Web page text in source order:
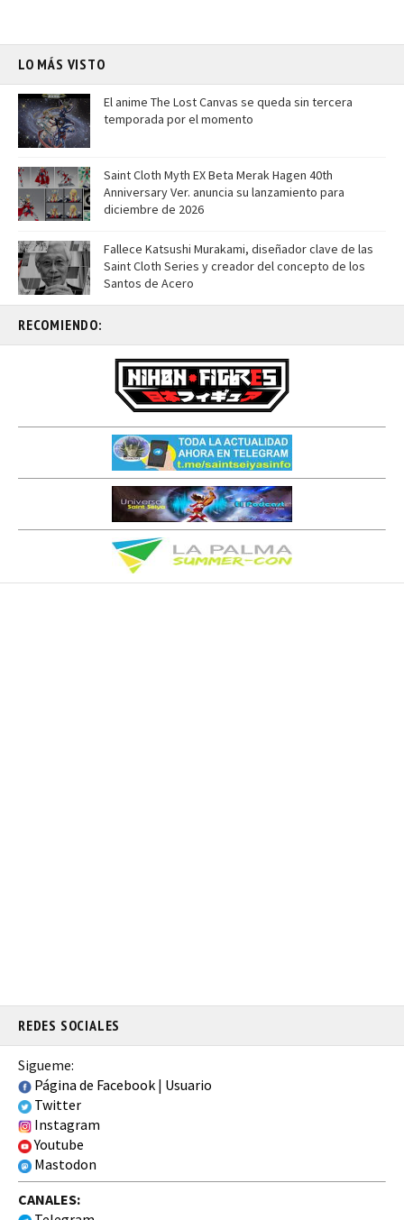
LO MÁS VISTO
El anime The Lost Canvas se queda sin tercera
temporada por el momento
Saint Cloth Myth EX Beta Merak Hagen 40th
Anniversary Ver. anuncia su lanzamiento para
diciembre de 2026
Fallece Katsushi Murakami, diseñador clave de las
Saint Cloth Series y creador del concepto de los
Santos de Acero
RECOMIENDO:
REDES SOCIALES
Sigueme:
Página de Facebook | Usuario
Twitter
Instagram
Youtube
Mastodon
CANALES: